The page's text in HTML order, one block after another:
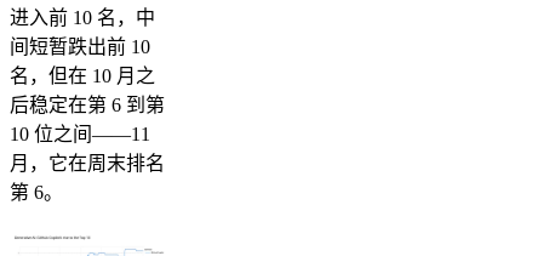
进入前 10 名，中
间短暂跌出前 10
名，但在 10 月之
后稳定在第 6 到第
10 位之间——11
月，它在周末排名
第 6。